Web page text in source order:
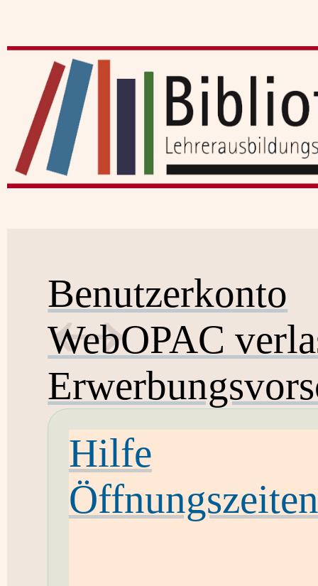
Benutzerkonto
WebOPAC
Hilfe
Öffnungszeiten